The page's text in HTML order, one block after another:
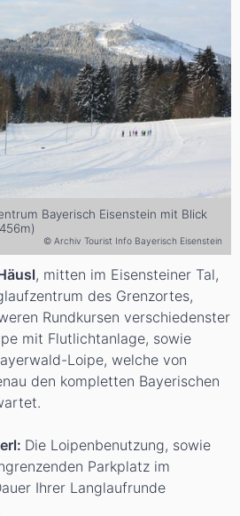
Bayerisch Eisenstein mit Blick
© Archiv Tourist Info Bayerisch Eisenstein
, mitten im Eisensteiner Tal,
des Grenzortes,
Rundkursen verschiedenster
mit Flutlichtanlage, sowie
Loipe, welche von
den kompletten Bayerischen
Die Loipenbenutzung, sowie
Parkplatz im
Ihrer Langlaufrunde